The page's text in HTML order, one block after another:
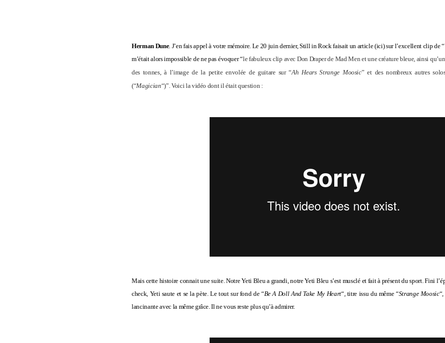
Herman Dune. J’en fais appel à votre mémoire. Le 20 juin dernier, Still in Rock faisait un article (ici) sur l’excellent clip de “
m’était alors impossible de ne pas évoquer “le fabuleux clip avec Don Draper de Mad Men et une créature bleue, ainsi
des tonnes, à l’image de la petite envolée de guitare sur “Ah Hears Strange Moosic” et des nombreux autres
(“Magician“)”. Voici la vidéo dont il était question :
Mais cette histoire connait une suite. Notre Yeti Bleu a grandi, notre Yeti Bleu s’est musclé et fait à présent du sport. Fini
check, Yeti saute et se la pète. Le tout sur fond de “Be A Doll And Take My Heart“, titre issu du même “Strange Moosic
lancinante avec la même grâce. Il ne vous reste plus qu’à admirer.